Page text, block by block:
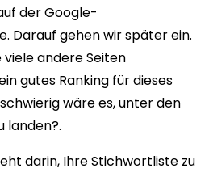
der Google-
Darauf gehen wir später ein.
andere Seiten
gutes Ranking für dieses
wäre es, unter den
landen?.
darin, Ihre Stichwortliste zu